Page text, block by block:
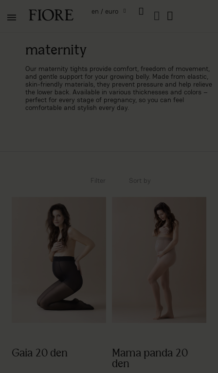
en / euro
maternity
Our maternity tights provide comfort, freedom of movement,
and gentle support for your growing belly. Made from elastic,
skin-friendly materials, they prevent pressure and help relieve
the lower back. Available in various thicknesses and colors –
perfect for every stage of pregnancy, so you can feel
comfortable and stylish every day.
Sort by
Filter
Gaia 20 den
Mama panda 20
den